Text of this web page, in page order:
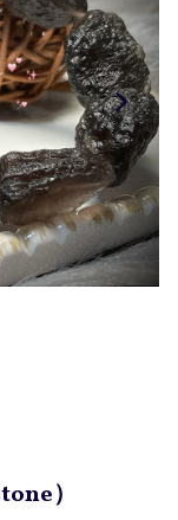
）